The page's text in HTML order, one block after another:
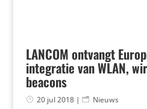
LANCOM ontvangt
integratie van WLAN,
beacons
20 jul 2018| Nieuws